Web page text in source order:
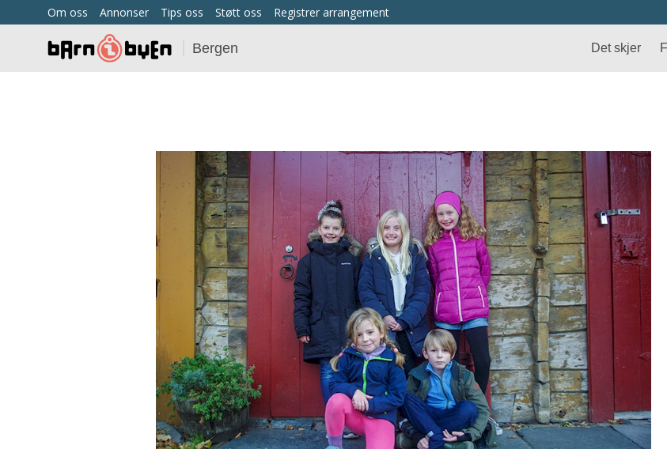
Om oss Annonser Tips oss Støtt oss Registrer arrangement
Bergen Det skjer